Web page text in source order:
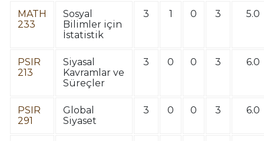
MATH
233
Sosyal
Bilimler için
İstatistik
3 1 0 3 5.0
PSIR
213
Siyasal
Kavramlar ve
Süreçler
3 0 0 3 6.0
PSIR
291
Global
Siyaset
3 0 0 3 6.0